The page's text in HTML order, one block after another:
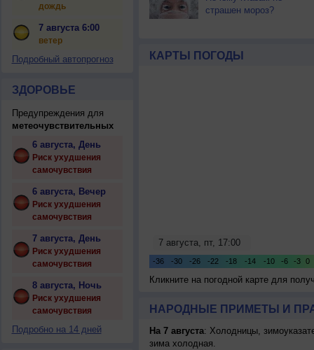
дождь
7 августа 6:00
ветер
Подробный автопрогноз
ЗДОРОВЬЕ
Предупреждения для
метеочувствительных
6 августа, День
Риск ухудшения
самочувствия
6 августа, Вечер
Риск ухудшения
самочувствия
7 августа, День
Риск ухудшения
самочувствия
8 августа, Ночь
Риск ухудшения
самочувствия
Подробно на 14 дней
страшен мороз?
КАРТЫ ПОГОДЫ
Кликните на погодной карте для
НАРОДНЫЕ ПРИМЕТЫ И
На 7 августа: Холодницы,
зима холодная.